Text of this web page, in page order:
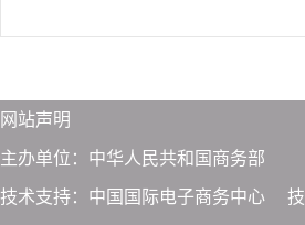
网站声明
主办单位：中华人民共和国商务部
技术支持：中国国际电子商务中心